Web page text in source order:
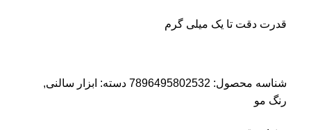
قدرت دقت تا یک میلی گرم
شناسه محصول: 7896495802532 دسته: ابزار سالنی,
رنگ مو